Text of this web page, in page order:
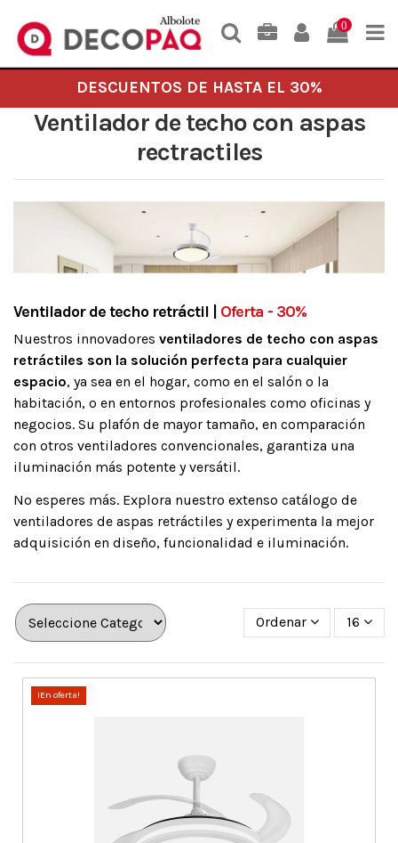
0
DESCUENTOS DE HASTA EL 30%
Ventilador de techo con aspas
rectractiles
Ventilador de techo retráctil | Oferta - 30%
Nuestros innovadores ventiladores de techo con aspas
retráctiles son la solución perfecta para cualquier
espacio, ya sea en el hogar, como en el salón o la
habitación, o en entornos profesionales como oficinas y
negocios. Su plafón de mayor tamaño, en comparación
con otros ventiladores convencionales, garantiza una
iluminación más potente y versátil.
No esperes más. Explora nuestro extenso catálogo de
ventiladores de aspas retráctiles y experimenta la mejor
adquisición en diseño, funcionalidad e iluminación.
Ordenar 16
¡En oferta!